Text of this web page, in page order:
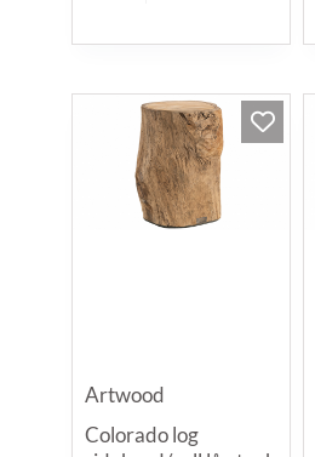
Artwood
Colorado log